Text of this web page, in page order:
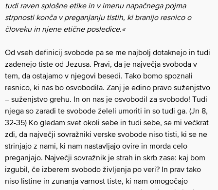
tudi raven splošne etike in v imenu napačnega pojma
strpnosti konča v preganjanju tistih, ki branijo resnico o
človeku in njene etične posledice.«
Od vseh definicij svobode pa se me najbolj dotaknejo in tudi
zadenejo tiste od Jezusa. Pravi, da je največja svoboda v
tem, da ostajamo v njegovi besedi. Tako bomo spoznali
resnico, ki nas bo osvobodila. Zanj je edino pravo suženjstvo
– suženjstvo grehu. In on nas je osvobodil za svobodo! Tudi
njega so zaradi te svobode želeli umoriti in so tudi ga. (Jn 8,
32-35) Ko gledam svet okoli sebe in tudi sebe, se mi večkrat
zdi, da največji sovražniki verske svobode niso tisti, ki se ne
strinjajo z nami, ki nam nastavljajo ovire in morda celo
preganjajo. Največji sovražnik je strah in skrb zase: kaj bom
izgubil, če izberem svobodo življenja po veri? In prav tako
niso listine in zunanja varnost tiste, ki nam omogočajo